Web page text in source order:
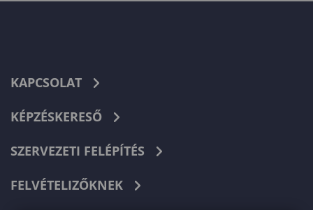
KAPCSOLAT
KÉPZÉSKERESŐ
SZERVEZETI FELÉPÍTÉS
FELVÉTELIZŐKNEK